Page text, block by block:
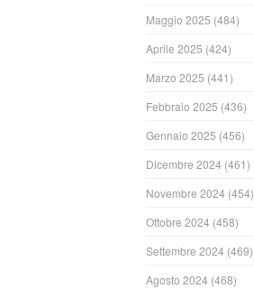
Maggio 2025 (484)
Aprile 2025 (424)
Marzo 2025 (441)
Febbraio 2025 (436)
Gennaio 2025 (456)
Dicembre 2024 (461)
Novembre 2024 (454)
Ottobre 2024 (458)
Settembre 2024 (469)
Agosto 2024 (468)